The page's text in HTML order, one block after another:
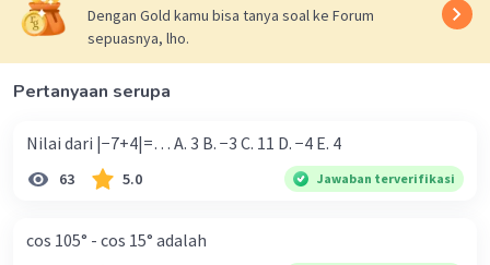
Dengan Gold kamu bisa tanya soal ke Forum
sepuasnya, lho.
Pertanyaan serupa
Nilai dari |−7+4|=… A. 3 B. −3 C. 11 D. −4 E. 4
63 5.0 Jawaban terverifikasi
cos 105° - cos 15° adalah